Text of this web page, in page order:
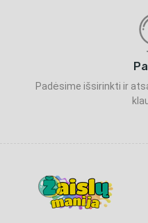
Padėsime išsirinkti ir